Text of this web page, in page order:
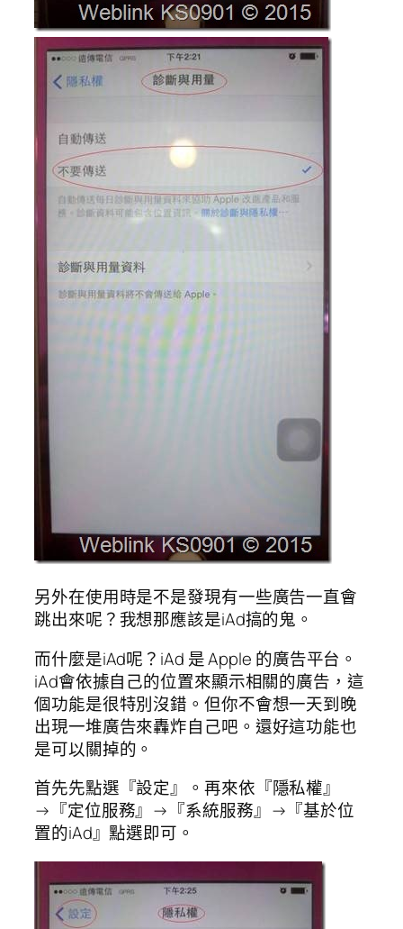
另外在使用時是不是發現有一些廣告一直會
跳出來呢？我想那應該是iAd搞的鬼。
而什麼是iAd呢？iAd 是 Apple 的廣告平台。
iAd會依據自己的位置來顯示相關的廣告，這
個功能是很特別沒錯。但你不會想一天到晚
出現一堆廣告來轟炸自己吧。還好這功能也
是可以關掉的。
首先先點選『設定』。再來依『隱私權』
→『定位服務』→『系統服務』→『基於位
置的iAd』點選即可。